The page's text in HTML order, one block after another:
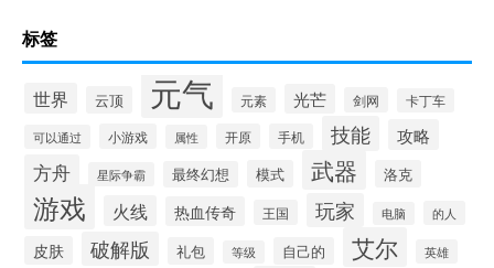
标签
世界 云顶 元气 元素 光芒 剑网 卡丁车
可以通过 小游戏 属性 开原 手机 技能 攻略
方舟 星际争霸 最终幻想 模式 武器 洛克
游戏 火线 热血传奇 王国 玩家 电脑 的人
皮肤 破解版 礼包 等级 自己的 艾尔 英雄